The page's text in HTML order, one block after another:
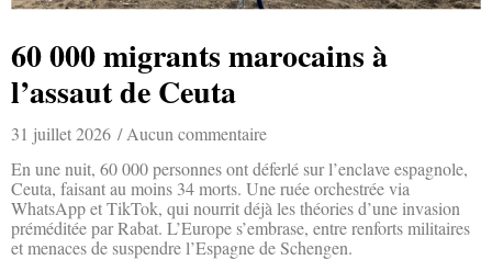
60 000 migrants marocains à
l’assaut de Ceuta
31 juillet 2026
Aucun commentaire
En une nuit, 60 000 personnes ont déferlé sur l’enclave espagnole,
Ceuta, faisant au moins 34 morts. Une ruée orchestrée via
WhatsApp et TikTok, qui nourrit déjà les théories d’une invasion
préméditée par Rabat. L’Europe s’embrase, entre renforts militaires
et menaces de suspendre l’Espagne de Schengen.